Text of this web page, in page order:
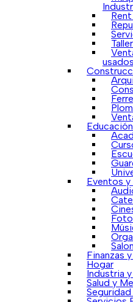
usados
Eventos
Finanzas
Hogar
Industria
Salud y